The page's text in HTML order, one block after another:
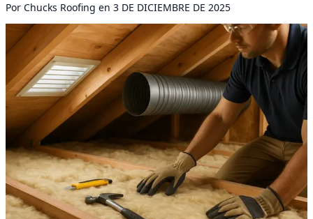
Por Chucks Roofing en 3 DE DICIEMBRE DE 2025